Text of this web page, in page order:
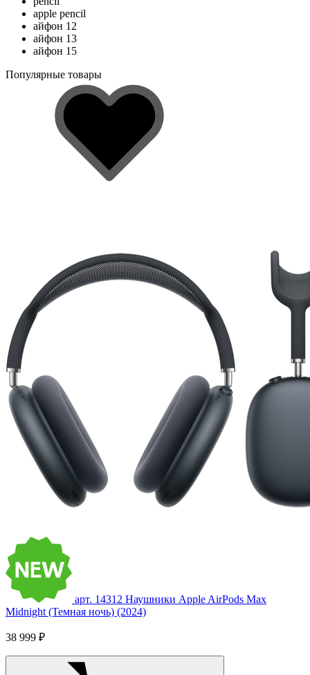
apple pencil
айфон 12
айфон 13
айфон 15
Популярные товары
арт. 14312 Наушники Apple AirPods Max
Midnight (Темная ночь) (2024)
38 999 ₽